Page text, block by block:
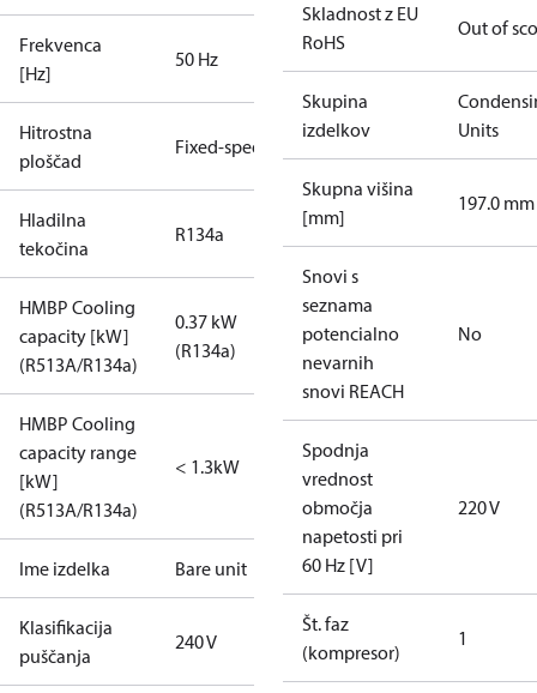
Frekvenca
[Hz]
50 Hz
Hitrostna
ploščad
Fixed-speed
Hladilna
tekočina
R134a
HMBP Cooling
capacity [kW]
(R513A/R134a)
0.37 kW
(R134a)
HMBP Cooling
capacity range
[kW]
(R513A/R134a)
< 1.3kW
Ime izdelka Bare unit
Klasifikacija
puščanja
240 V
Skladnost z EU
RoHS
Out of
Skupina
izdelkov
Units
Skupna višina
[mm]
197.0 mm
Snovi s
seznama
potencialno
nevarnih
snovi REACH
No
Spodnja
vrednost
območja
napetosti pri
60 Hz [V]
220 V
Št. faz
(kompresor)
1